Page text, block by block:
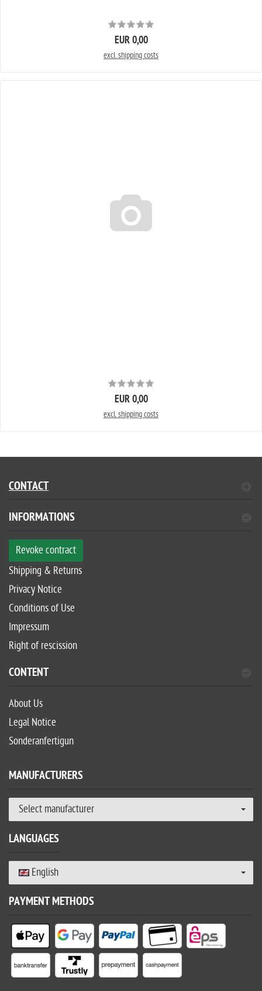
EUR 0,00
excl. shipping costs
EUR 0,00
excl. shipping costs
CONTACT
INFORMATIONS
Revoke contract
Shipping & Returns
Privacy Notice
Conditions of Use
Impressum
Right of rescission
CONTENT
About Us
Legal Notice
Sonderanfertigun
MANUFACTURERS
Select manufacturer
LANGUAGES
English
PAYMENT METHODS